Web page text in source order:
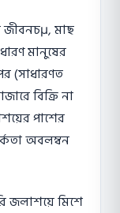
জীবনচμ, মাছ
মানুষের
(সাধারণত
বিক্রি না
পাশের
অবলম্বন
জলাশয়ে মিশে